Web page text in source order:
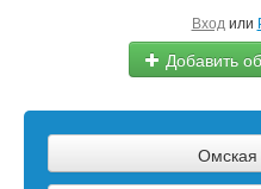
Вход или
Добавить
Омская